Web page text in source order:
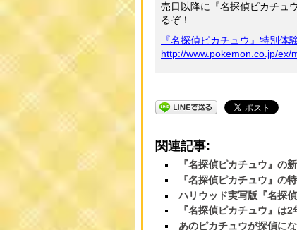
売日以降に『名探偵ピカチュ
るぞ！
『名探偵ピカチュウ』特別
http://www.pokemon.co.jp/
関連記事:
『名探偵ピカチュウ』の
『名探偵ピカチュウ』の
ハリウッド実写版『名探
『名探偵ピカチュウ』は
あのピカチュウが探偵に